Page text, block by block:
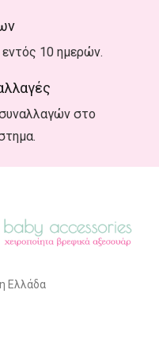
10 ημερών.
στο
Ελλάδα